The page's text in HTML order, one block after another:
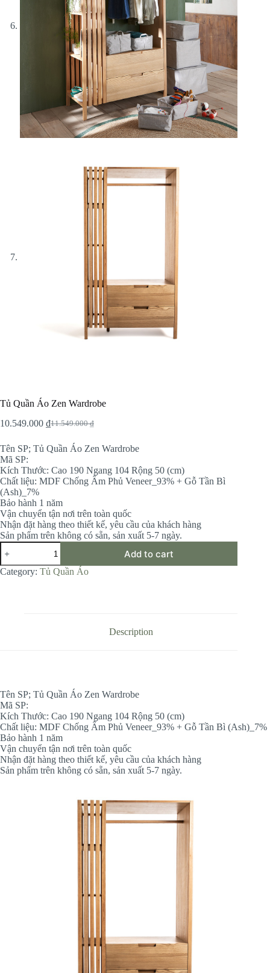
Tủ Quần Áo Zen Wardrobe
11.549.000₫
Original
was:
10.549.000 ₫
Current
is:
Tên SP; Tủ Quần Áo Zen Wardrobe
Mã SP:
Kích Thước: Cao 190 Ngang 104 Rộng 50 (cm)
Chất liệu: MDF Chống Ẩm Phủ Veneer_93% + Gỗ Tần Bì
(Ash)_7%
Bảo hành 1 năm
Vận chuyển tận nơi trên toàn quốc
Nhận đặt hàng theo thiết kế, yêu cầu của khách hàng
Sản phẩm trên không có sẵn, sản xuất 5-7 ngày.
Tủ
Quần
Áo
Zen
Add to cart
Category: Tủ Quần Áo
Description
Tên SP; Tủ Quần Áo Zen Wardrobe
Mã SP:
Kích Thước: Cao 190 Ngang 104 Rộng 50 (cm)
Chất liệu: MDF Chống Ẩm Phủ Veneer_93% + Gỗ Tần Bì (Ash)_7%
Bảo hành 1 năm
Vận chuyển tận nơi trên toàn quốc
Nhận đặt hàng theo thiết kế, yêu cầu của khách hàng
Sản phẩm trên không có sẵn, sản xuất 5-7 ngày.